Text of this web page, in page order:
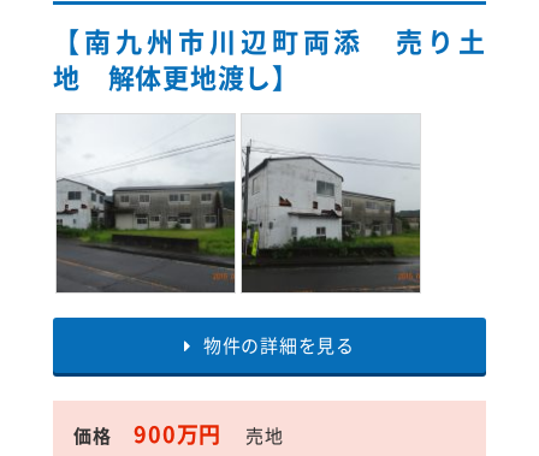
【南九州市川辺町両添 売り土
地 解体更地渡し】
物件の詳細を見る
価格 900万円 売地